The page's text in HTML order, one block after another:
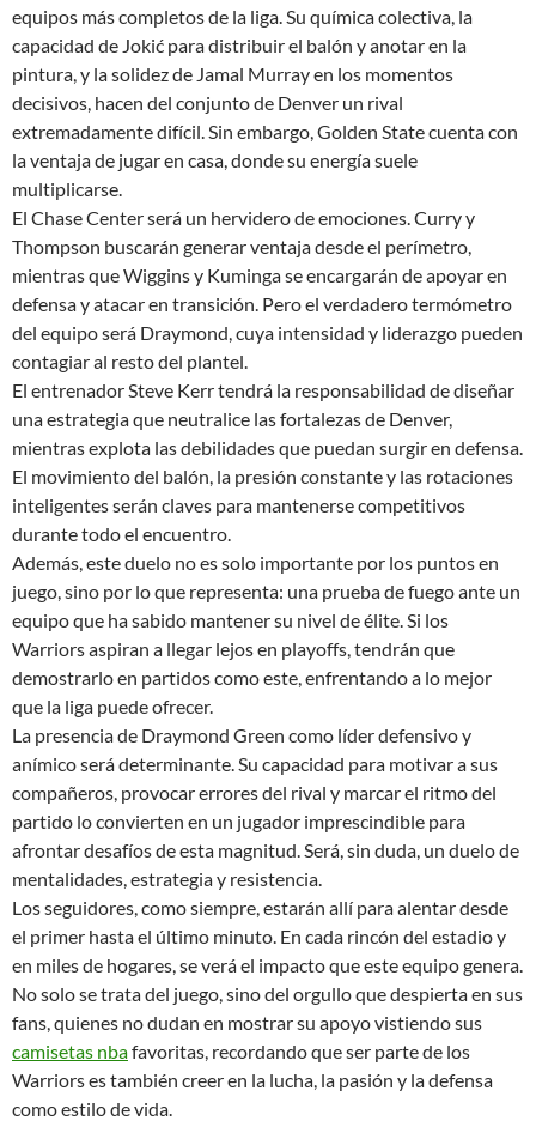
equipos más completos de la liga. Su química colectiva, la
capacidad de Jokić para distribuir el balón y anotar en la
pintura, y la solidez de Jamal Murray en los momentos
decisivos, hacen del conjunto de Denver un rival
extremadamente difícil. Sin embargo, Golden State cuenta con
la ventaja de jugar en casa, donde su energía suele
multiplicarse.
El Chase Center será un hervidero de emociones. Curry y
Thompson buscarán generar ventaja desde el perímetro,
mientras que Wiggins y Kuminga se encargarán de apoyar en
defensa y atacar en transición. Pero el verdadero termómetro
del equipo será Draymond, cuya intensidad y liderazgo pueden
contagiar al resto del plantel.
El entrenador Steve Kerr tendrá la responsabilidad de diseñar
una estrategia que neutralice las fortalezas de Denver,
mientras explota las debilidades que puedan surgir en defensa.
El movimiento del balón, la presión constante y las rotaciones
inteligentes serán claves para mantenerse competitivos
durante todo el encuentro.
Además, este duelo no es solo importante por los puntos en
juego, sino por lo que representa: una prueba de fuego ante un
equipo que ha sabido mantener su nivel de élite. Si los
Warriors aspiran a llegar lejos en playoffs, tendrán que
demostrarlo en partidos como este, enfrentando a lo mejor
que la liga puede ofrecer.
La presencia de Draymond Green como líder defensivo y
anímico será determinante. Su capacidad para motivar a sus
compañeros, provocar errores del rival y marcar el ritmo del
partido lo convierten en un jugador imprescindible para
afrontar desafíos de esta magnitud. Será, sin duda, un duelo de
mentalidades, estrategia y resistencia.
Los seguidores, como siempre, estarán allí para alentar desde
el primer hasta el último minuto. En cada rincón del estadio y
en miles de hogares, se verá el impacto que este equipo genera.
No solo se trata del juego, sino del orgullo que despierta en sus
fans, quienes no dudan en mostrar su apoyo vistiendo sus
camisetas nbafavoritas, recordando que ser parte de los
Warriors es también creer en la lucha, la pasión y la defensa
como estilo de vida.